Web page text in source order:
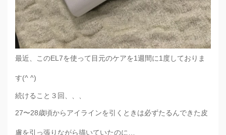
最近、このEL7を使って目元のケアを1週間に1度しておりま
す(^ ^)
続けること３回、、、
27〜28歳頃からアイラインを引くときは必ずたるんできた皮
膚を引っ張りながら描いていたのに…